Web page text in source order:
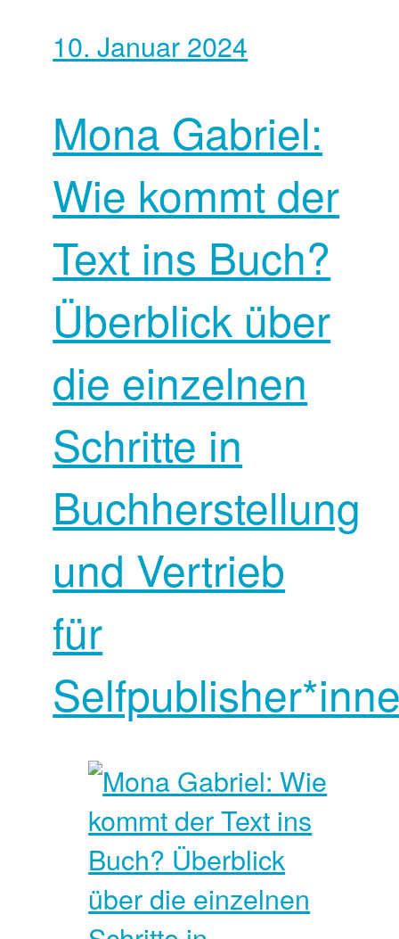
10. Januar 2024
Mona Gabriel:
Wie kommt der
Text ins Buch?
Überblick über
die einzelnen
Schritte in
Buchherstellung
und Vertrieb
für